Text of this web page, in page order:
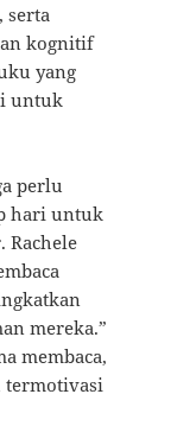
serta
kognitif
yang
untuk
perlu
hari untuk
Rachele
mereka.”
membaca,
termotivasi